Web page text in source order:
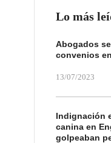
Lo más
Abogados
convenios
13/07/2023
Indignación
canina en
golpeaban